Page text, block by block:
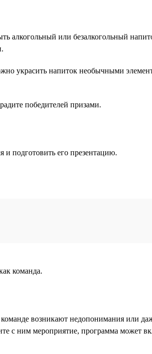
алкогольный или безалкогольный
украсить напиток необычными
победителей призами.
и подготовить его презентацию.
команда.
возникают недопонимания или
с ним мероприятие, программа может